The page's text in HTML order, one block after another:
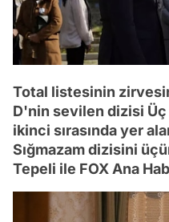
Total listesinin
D'nin sevilen dizisi Üç
ikinci sırasında yer
Sığmazam dizisini
Tepeli ile FOX Ana